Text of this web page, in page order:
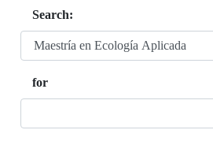
Search:
for